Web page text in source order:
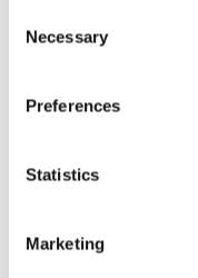
Necessary
Preferences
Statistics
Marketing
Ik heb een
code
aan een